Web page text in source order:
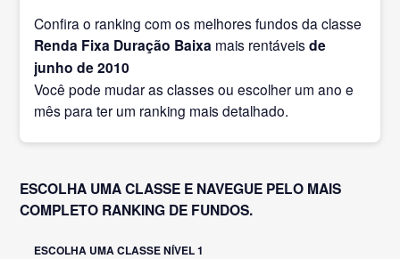
Confira o ranking com os melhores fundos da classe
Renda Fixa Duração Baixa mais rentáveisde
junho de 2010
Você pode mudar as classes ou escolher um ano e
mês para ter um ranking mais detalhado.
ESCOLHA UMA CLASSE E NAVEGUE PELO MAIS
COMPLETO RANKING DE FUNDOS.
ESCOLHA UMA CLASSE NÍVEL 1